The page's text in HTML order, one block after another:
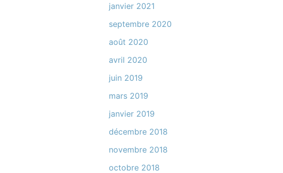
janvier 2021
septembre 2020
août 2020
avril 2020
juin 2019
mars 2019
janvier 2019
décembre 2018
novembre 2018
octobre 2018